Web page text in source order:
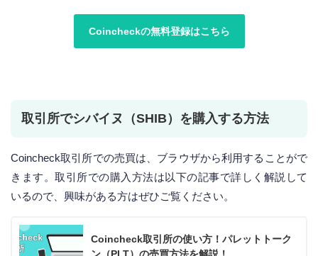
Coincheckの無料登録はこちら
取引所でシバイヌ（SHIB）を購入する方法
Coincheck取引所での売買は、ブラウザから利用することがで
きます。取引所での購入方法は以下の記事で詳しく解説して
いるので、興味がある方はぜひご覧ください。
Coincheck取引所の使い方！パレットトーク